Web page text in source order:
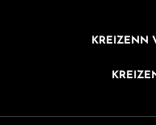
KREIZENN